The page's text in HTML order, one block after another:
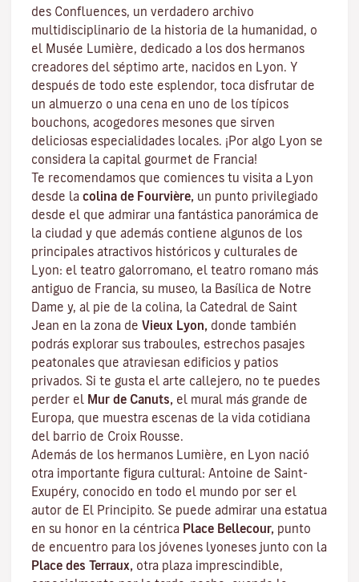
des Confluences, un verdadero archivo
multidisciplinario de la historia de la humanidad, o
el Musée Lumière, dedicado a los dos hermanos
creadores del séptimo arte, nacidos en Lyon. Y
después de todo este esplendor, toca disfrutar de
un almuerzo o una cena en uno de los típicos
bouchons, acogedores mesones que sirven
deliciosas especialidades locales. ¡Por algo Lyon se
considera la capital gourmet de Francia!
Te recomendamos que comiences tu visita a Lyon
desde la colina de Fourvière, un punto privilegiado
desde el que admirar una fantástica panorámica de
la ciudad y que además contiene algunos de los
principales atractivos históricos y culturales de
Lyon: el teatro galorromano, el teatro romano más
antiguo de Francia, su museo, la Basílica de Notre
Dame y, al pie de la colina, la Catedral de Saint
Jean en la zona de Vieux Lyon, donde también
podrás explorar sus traboules, estrechos pasajes
peatonales que atraviesan edificios y patios
privados. Si te gusta el arte callejero, no te puedes
perder el Mur de Canuts, el mural más grande de
Europa, que muestra escenas de la vida cotidiana
del barrio de Croix Rousse.
Además de los hermanos Lumière, en Lyon nació
otra importante figura cultural: Antoine de Saint-
Exupéry, conocido en todo el mundo por ser el
autor de El Principito. Se puede admirar una estatua
en su honor en la céntrica Place Bellecour, punto
de encuentro para los jóvenes lyoneses junto con la
Place des Terraux, otra plaza imprescindible,